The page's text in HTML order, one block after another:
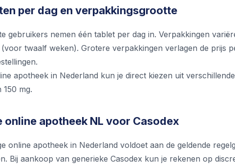
per dag en verpakkingsgrootte
gebruikers nemen één tablet per dag in. Verpakkingen
twaalf weken). Grotere verpakkingen verlagen de prijs
apotheek in Nederland kun je direct kiezen uit
150 mg.
online apotheek NL voor Casodex
online apotheek in Nederland voldoet aan de geldende
Bij aankoop van generieke Casodex kun je rekenen op